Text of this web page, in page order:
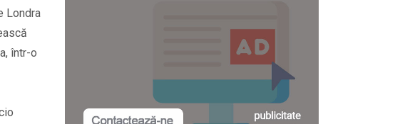
Londra
într-o